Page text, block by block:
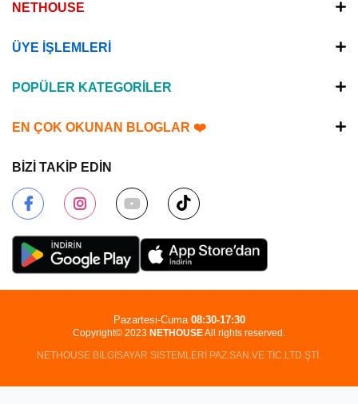
NETHOUSE
ÜYE İŞLEMLERİ
POPÜLER KATEGORİLER
EN ÇOK OKUNAN BLOGLAR ❤️
BİZİ TAKİP EDİN
Copyright© 2023 NETHOUSEAll rights reserved.
NETHOUSE BİLGİSAYAR SİSTEMLERİ PAZ.SAN.VE TİC.LTD.ŞTİ.
Pazartesi-Cuma 08:30-17:30